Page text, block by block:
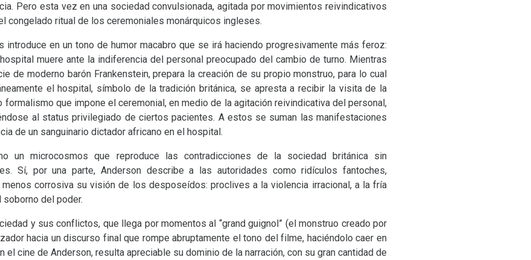
Pero esta vez en una sociedad convulsionada, agitada por movimientos reivindicativos
congelado ritual de los ceremoniales monárquicos ingleses.
en un tono de humor macabro que se irá haciendo progresivamente más feroz:
muere ante la indiferencia del personal preocupado del cambio de turno. Mientras
de moderno barón Frankenstein, prepara la creación de su propio monstruo, para lo cual
el hospital, símbolo de la tradición británica, se apresta a recibir la visita de la
formalismo que impone el ceremonial, en medio de la agitación reivindicativa del personal,
al status privilegiado de ciertos pacientes. A estos se suman las manifestaciones
de un sanguinario dictador africano en el hospital.
un microcosmos que reproduce las contradicciones de la sociedad británica sin
Sí, por una parte, Anderson describe a las autoridades como ridículos fantoches,
corrosiva su visión de los desposeídos: proclives a la violencia irracional, a la fría
del poder.
y sus conflictos, que llega por momentos al “grand guignol” (el monstruo creado por
hacia un discurso final que rompe abruptamente el tono del filme, haciéndolo caer en
el cine de Anderson, resulta apreciable su dominio de la narración, con su gran cantidad de